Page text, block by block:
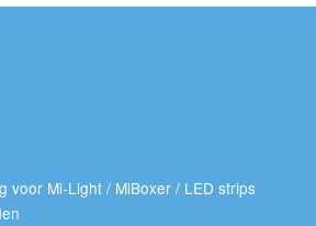
voor Mi-Light / MiBoxer / LED strips